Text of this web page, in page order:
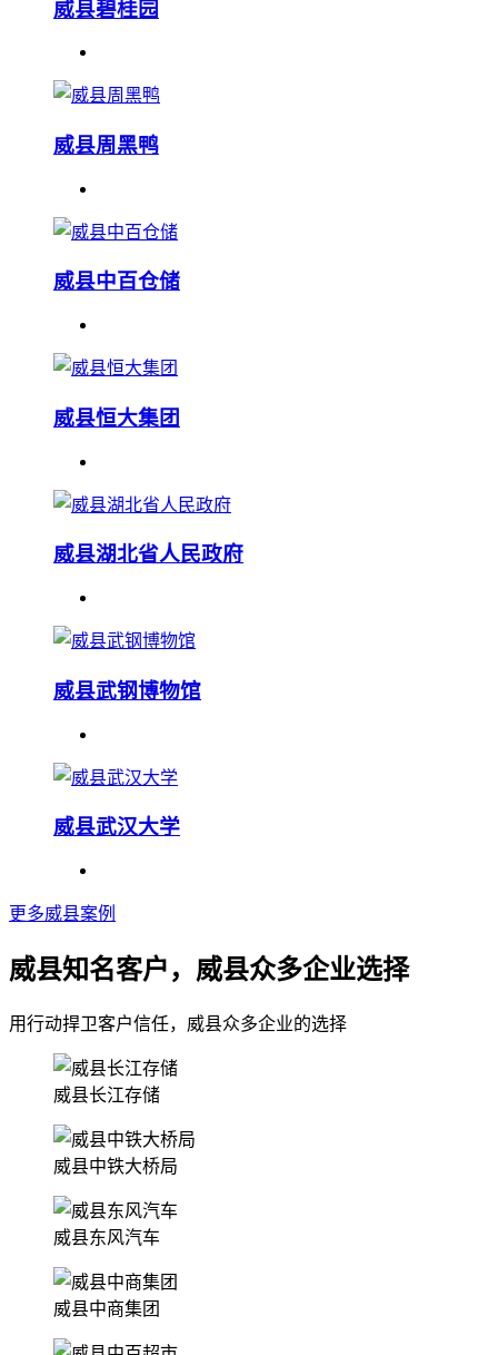
威县碧桂园
威县周黑鸭
威县中百仓储
威县恒大集团
威县湖北省人民政府
威县武钢博物馆
威县武汉大学
更多威县案例
威县知名客户，威县众多企业选择
用行动捍卫客户信任，威县众多企业的选择
威县长江存储
威县中铁大桥局
威县东风汽车
威县中商集团